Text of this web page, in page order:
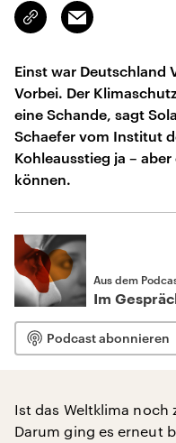
Link
kopieren/teilen
Email
Einst war Deutschland
Vorbei. Der
eine Schande, sagt
Schaefer vom Institut
Kohleausstieg ja –
können.
Aus dem
Im
Podcast abonnieren
Ist das Weltklima noch
Darum ging es erneut